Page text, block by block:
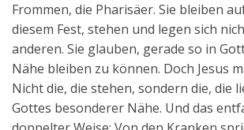
Frommen, die Pharisäer. Sie bleiben
diesem Fest, stehen und legen sich
anderen. Sie glauben, gerade so in
Nähe bleiben zu können. Doch Jesus
Nicht die, die stehen, sondern die, die
Gottes besonderer Nähe. Und das